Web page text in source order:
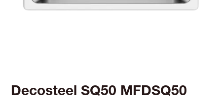
Decosteel SQ50 MFDSQ50